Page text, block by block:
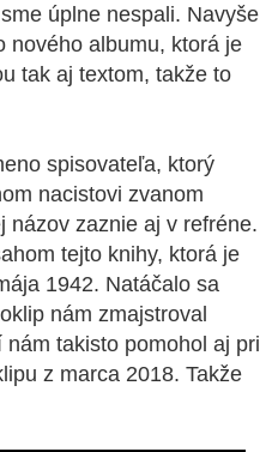
úplne nespali. Navyše
nového albumu, ktorá je
tak aj textom, takže to
spisovateľa, ktorý
nacistovi zvanom
názov zaznie aj v refréne.
tejto knihy, ktorá je
1942. Natáčalo sa
nám zmajstroval
takisto pomohol aj pri
z marca 2018. Takže